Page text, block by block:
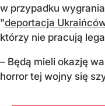
w przypadku
"deportacja
którzy nie pracują
– Będą mieli okazję
horror tej wojny się